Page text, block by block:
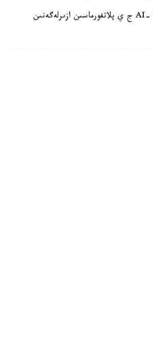
وسىعان دەيىن QyzPU ستۋدەنتتەرى پەداگوگتەرگە ارنالعان AI- Lesson Study ج ي پلاتفورماسىن ازىرلەگەنىن